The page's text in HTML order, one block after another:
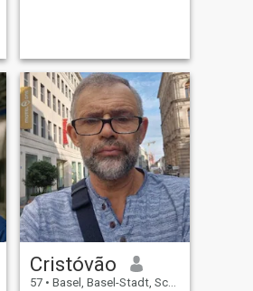
Cristóvão
57 • Basel, Basel-Stadt, Schweiz